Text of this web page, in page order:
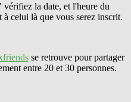
la date, et l'heure du
celui là que vous serez inscrit.
se retrouve pour partager
entre 20 et 30 personnes.